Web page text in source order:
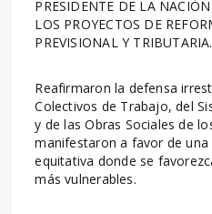
PRESIDENTE DE LA
LOS PROYECTOS DE
PREVISIONAL Y TRIBUTARIA.
Reafirmaron la defensa
Colectivos de Trabajo, del
y de las Obras Sociales de
manifestaron a favor de
equitativa donde se
más vulnerables.